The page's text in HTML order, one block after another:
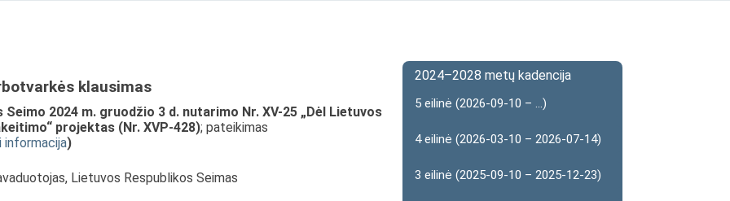
klausimas
2024 m. gruodžio 3 d. nutarimo Nr. XV-25 „Dėl Lietuvos
projektas (Nr. XVP-428); pateikimas
informacija)
Lietuvos Respublikos Seimas
2024–2028 metų kadencija
5 eilinė (2026-09-10 – ...)
4 eilinė (2026-03-10 – 2026-07-14)
3 eilinė (2025-09-10 – 2025-12-23)